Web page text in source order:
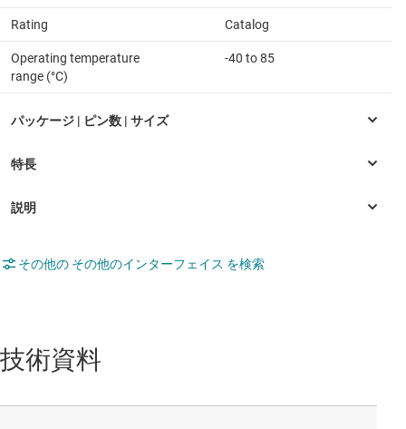
Rating Catalog
Operating temperature
range (°C)
-40 to 85
その他の その他のインターフェイス を検索
技術資料